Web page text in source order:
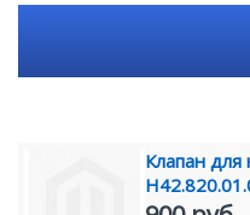
Клапан